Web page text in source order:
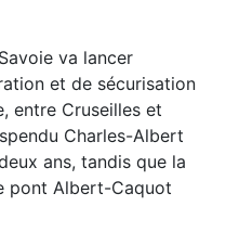
va lancer
et de sécurisation
entre Cruseilles et
Charles-Albert
ans, tandis que la
pont Albert-Caquot